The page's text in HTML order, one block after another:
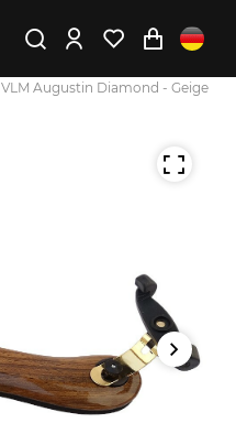
VLM Augustin Diamond - Geige 4/4